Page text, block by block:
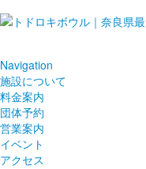
Navigation
施設について
料金案内
団体予約
営業案内
イベント
アクセス